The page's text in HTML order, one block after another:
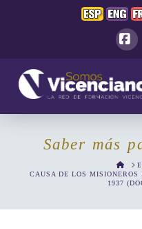
Saber más
CAUSA DE LOS
1937